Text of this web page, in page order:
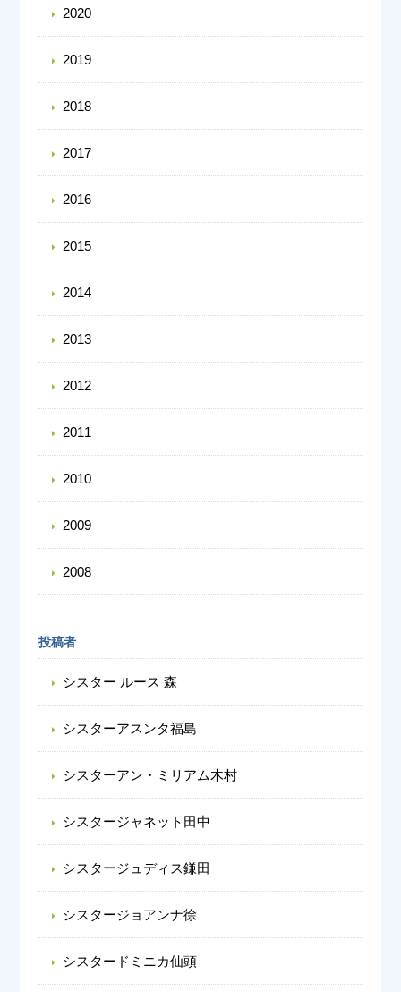
2020
2019
2018
2017
2016
2015
2014
2013
2012
2011
2010
2009
2008
投稿者
シスター ルース 森
シスターアスンタ福島
シスターアン・ミリアム木村
シスタージャネット田中
シスタージュディス鎌田
シスタージョアンナ徐
シスタードミニカ仙頭